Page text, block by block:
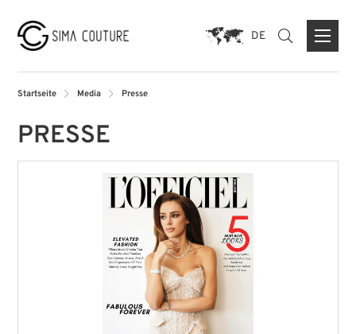
ÜBER UNS
KONTAKTFORMULAR
FLAGSHIP STORE DUISBURG
STORE MÜNCHEN
DE
Startseite Media Presse
PRESSE